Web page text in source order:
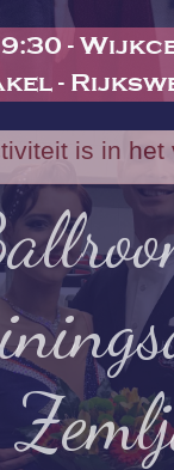
-
-
is in het